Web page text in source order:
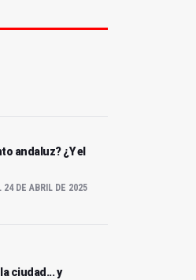
andaluz? ¿Y el
24 DE ABRIL DE 2025
ciudad... y